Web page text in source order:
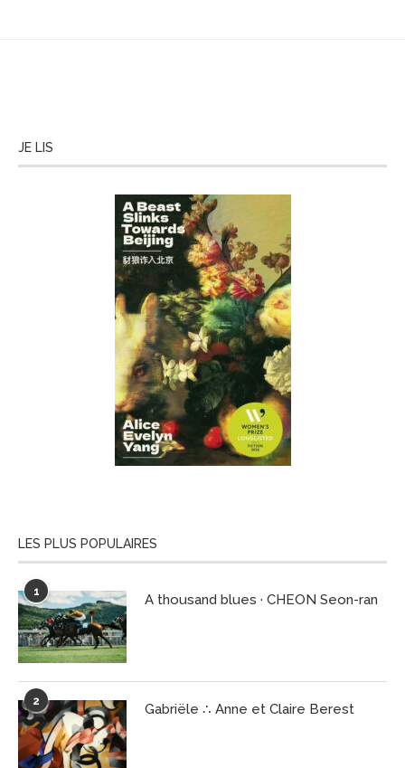
JE LIS
LES PLUS POPULAIRES
1 A thousand blues · CHEON Seon-ran
2 Gabriële ∴ Anne et Claire Berest